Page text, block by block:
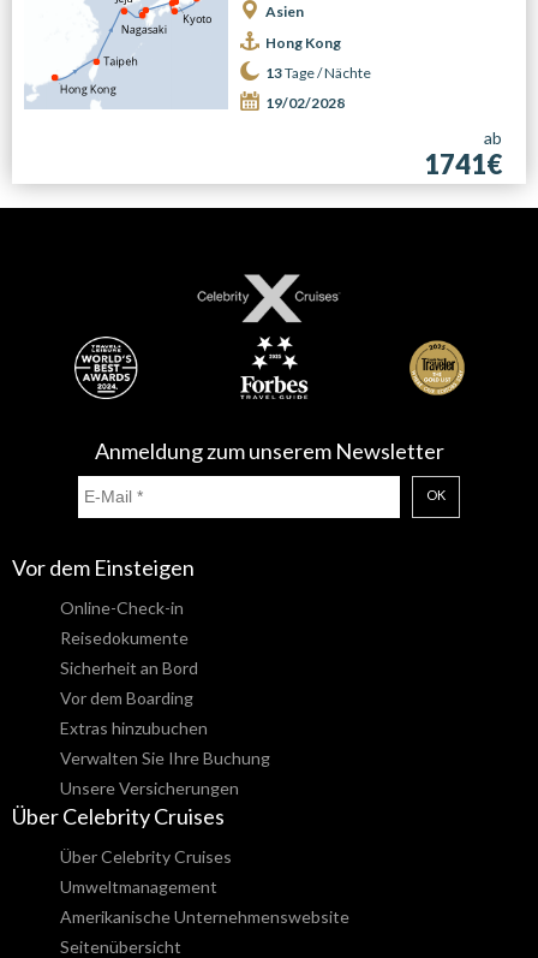
Asien
Hong Kong
13Tage /Nächte
19/02/2028
ab
1741€
Anmeldung zum unserem Newsletter
OK
Vor dem Einsteigen
Online-Check-in
Reisedokumente
Sicherheit an Bord
Vor dem Boarding
Extras hinzubuchen
Verwalten Sie Ihre Buchung
Unsere Versicherungen
Über Celebrity Cruises
Über Celebrity Cruises
Umweltmanagement
Amerikanische Unternehmenswebsite
Seitenübersicht